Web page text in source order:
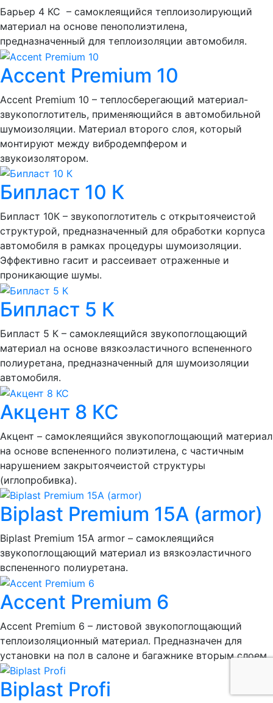
Барьер 4 КС – самоклеящийся теплоизолирующий
материал на основе пенополиэтилена,
предназначенный для теплоизоляции автомобиля.
Accent Premium 10
Accent Premium 10 – теплосберегающий материал-
звукопоглотитель, применяющийся в автомобильной
шумоизоляции. Материал второго слоя, который
монтируют между вибродемпфером и
звукоизолятором.
Бипласт 10 К
Бипласт 10К – звукопоглотитель с открытоячеистой
структурой, предназначенный для обработки корпуса
автомобиля в рамках процедуры шумоизоляции.
Эффективно гасит и рассеивает отраженные и
проникающие шумы.
Бипласт 5 К
Бипласт 5 К – самоклеящийся звукопоглощающий
материал на основе вязкоэластичного вспененного
полиуретана, предназначенный для шумоизоляции
автомобиля.
Акцент 8 КС
Акцент – самоклеящийся звукопоглощающий материал
на основе вспененного полиэтилена, с частичным
нарушением закрытоячеистой структуры
(иглопробивка).
Biplast Premium 15A (armor)
Biplast Premium 15A armor – самоклеящийся
звукопоглощающий материал из вязкоэластичного
вспененного полиуретана.
Accent Premium 6
Accent Premium 6 – листовой звукопоглощающий
теплоизоляционный материал. Предназначен для
установки на пол в салоне и багажнике вторым слоем.
Biplast Profi